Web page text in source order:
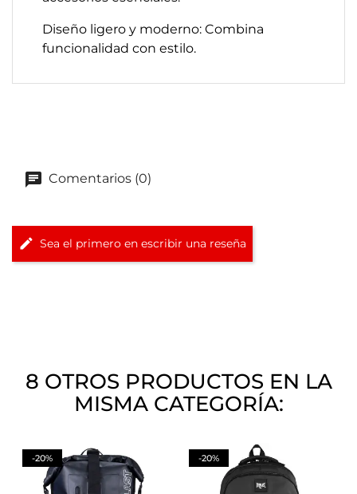
Diseño ligero y moderno: Combina
funcionalidad con estilo.​
Comentarios (0)
Sea el primero en escribir una reseña
8 OTROS PRODUCTOS EN LA
MISMA CATEGORÍA:
-20% -20%